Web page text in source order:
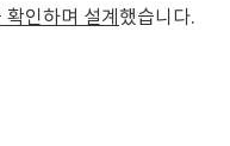
인하며 설계 했습니다.